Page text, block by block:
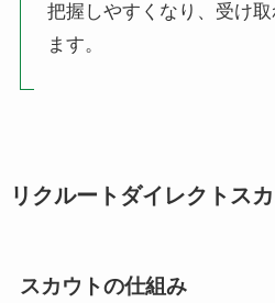
把握しやすくなり、受け
ます。
リクルートダイレクトス
スカウトの仕組み